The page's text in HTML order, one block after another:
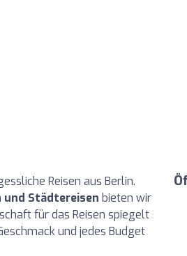
Reisen aus Berlin.
und Städtereisen bieten wir
für das Reisen spiegelt
und jedes Budget